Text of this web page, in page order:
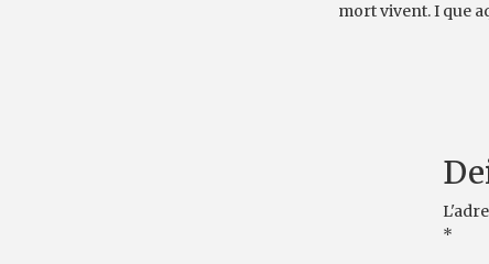
mort vivent. I que
*